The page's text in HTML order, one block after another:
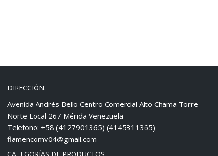
DIRECCIÓN:
Avenida Andrés Bello Centro Comercial Alto Chama Torre
Norte Local 267 Mérida Venezuela
Telefono: +58 (4127901365) (4145311365)
flamencomv04@gmail.com
CATEGORÍAS DE PRODUCTOS